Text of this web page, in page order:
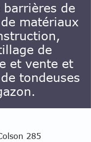
barrières de
matériaux
de
et vente et
tondeuses
285